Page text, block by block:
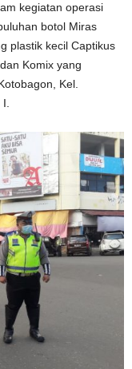
kegiatan operasi
botol Miras
plastik kecil Captikus
Komix yang
Kel.